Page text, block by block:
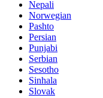
Nepali
Norwegian
Pashto
Persian
Punjabi
Serbian
Sesotho
Sinhala
Slovak